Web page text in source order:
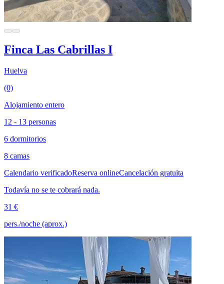
Finca Las Cabrillas I
Huelva
(0)
Alojamiento entero
12 - 13 personas
6 dormitorios
8 camas
Calendario verificadoReserva onlineCancelación gratuita
Todavía no se te cobrará nada.
31 €
pers./noche (aprox.)